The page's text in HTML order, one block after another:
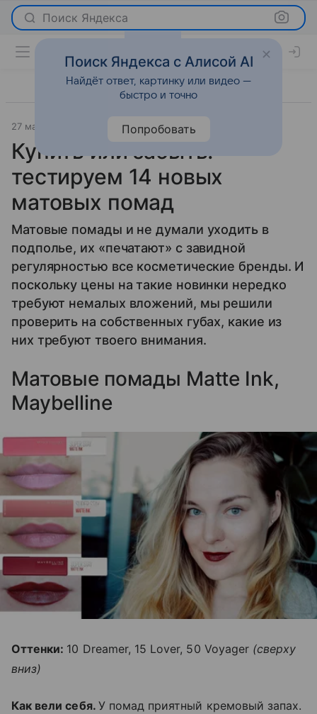
Поиск Яндекса
27 марта 2018
Купить или забыть:
тестируем 14 новых
матовых помад
Матовые помады и не думали уходить в
подполье, их «печатают» с завидной
регулярностью все косметические бренды. И
поскольку цены на такие новинки нередко
требуют немалых вложений, мы решили
проверить на собственных губах, какие из
них требуют твоего внимания.
Матовые помады Matte Ink,
Maybelline
Оттенки: 10 Dreamer, 15 Lover, 50 Voyager (сверху
вниз)
Как вели себя. У помад приятный кремовый запах.
Поиск Яндекса с Алисой AI
Найдёт ответ, картинку или видео —
быстро и точно
Попробовать